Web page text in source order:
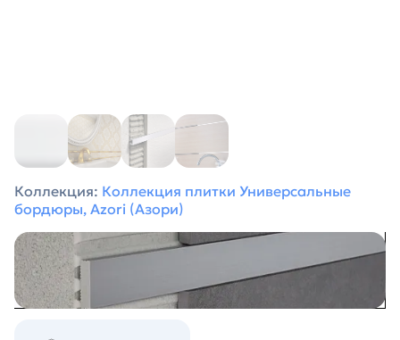
Коллекция: Коллекция плитки Универсальные
бордюры, Azori (Азори)